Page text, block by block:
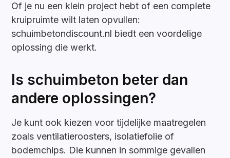
Of je nu een klein project hebt of een complete
kruipruimte wilt laten opvullen:
schuimbetondiscount.nl biedt een voordelige
oplossing die werkt.
Is schuimbeton beter dan
andere oplossingen?
Je kunt ook kiezen voor tijdelijke maatregelen
zoals ventilatieroosters, isolatiefolie of
bodemchips. Die kunnen in sommige gevallen